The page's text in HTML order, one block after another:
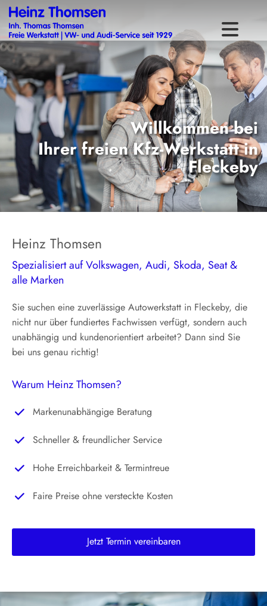
Willkommen bei
Ihrer freien Kfz-Werkstatt in
Fleckeby
Heinz Thomsen
Spezialisiert auf Volkswagen, Audi, Skoda, Seat &
alle Marken
Sie suchen eine zuverlässige Autowerkstatt in Fleckeby, die
nicht nur über fundiertes Fachwissen verfügt, sondern auch
unabhängig und kundenorientiert arbeitet? Dann sind Sie
bei uns genau richtig!
Warum Heinz Thomsen?
Markenunabhängige Beratung
Schneller & freundlicher Service
Hohe Erreichbarkeit & Termintreue
Faire Preise ohne versteckte Kosten
Jetzt Termin vereinbaren